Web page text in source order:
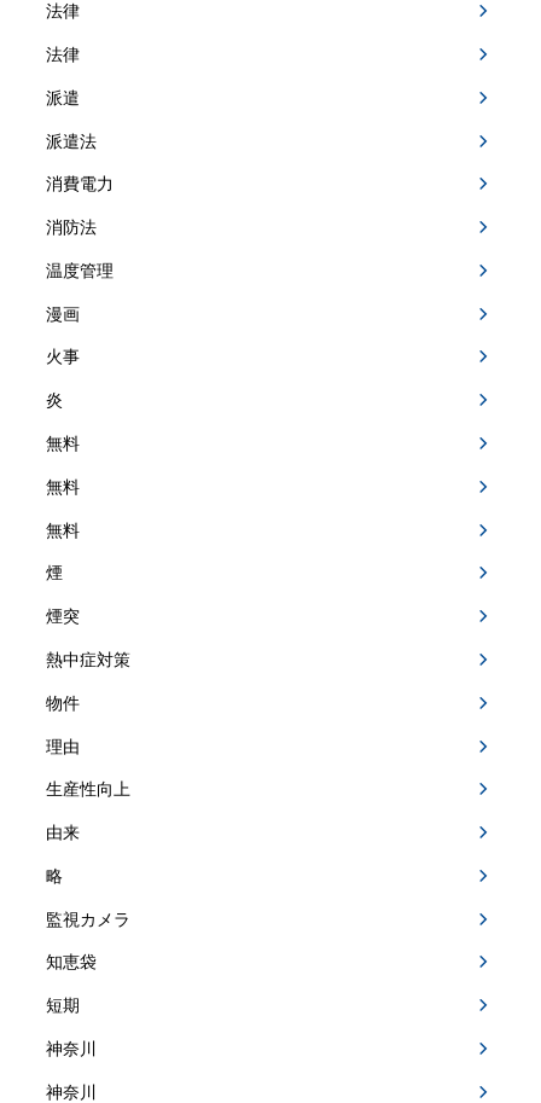
法律
法律
派遣
派遣法
消費電力
消防法
温度管理
漫画
火事
炎
無料
無料
無料
煙
煙突
熱中症対策
物件
理由
生産性向上
由来
略
監視カメラ
知恵袋
短期
神奈川
神奈川